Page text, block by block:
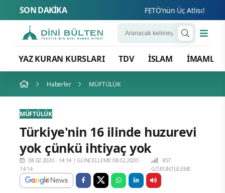
SON DAKİKA FETÖ’nün Üç Atlısı! Yeni
YAZ KURAN KURSLARI TDV İSLAM İMAMLAR
Haberler MÜFTÜLÜK
MÜFTÜLÜK
Türkiye'nin 16 ilinde huzurevi
yok çünkü ihtiyaç yok
08.02.2020 - 14:14 |GÜNCELLEME:08.02.2020 -
14:14
857
GÖRÜNTÜLEME